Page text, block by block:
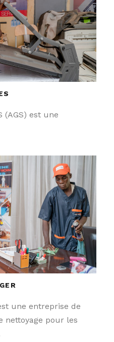
(AGS) est une
une entreprise de
nettoyage pour les